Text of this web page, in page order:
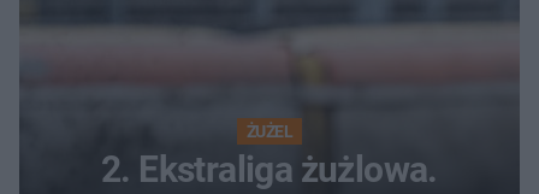
ŻUŻEL
2. Ekstraliga żużlowa.